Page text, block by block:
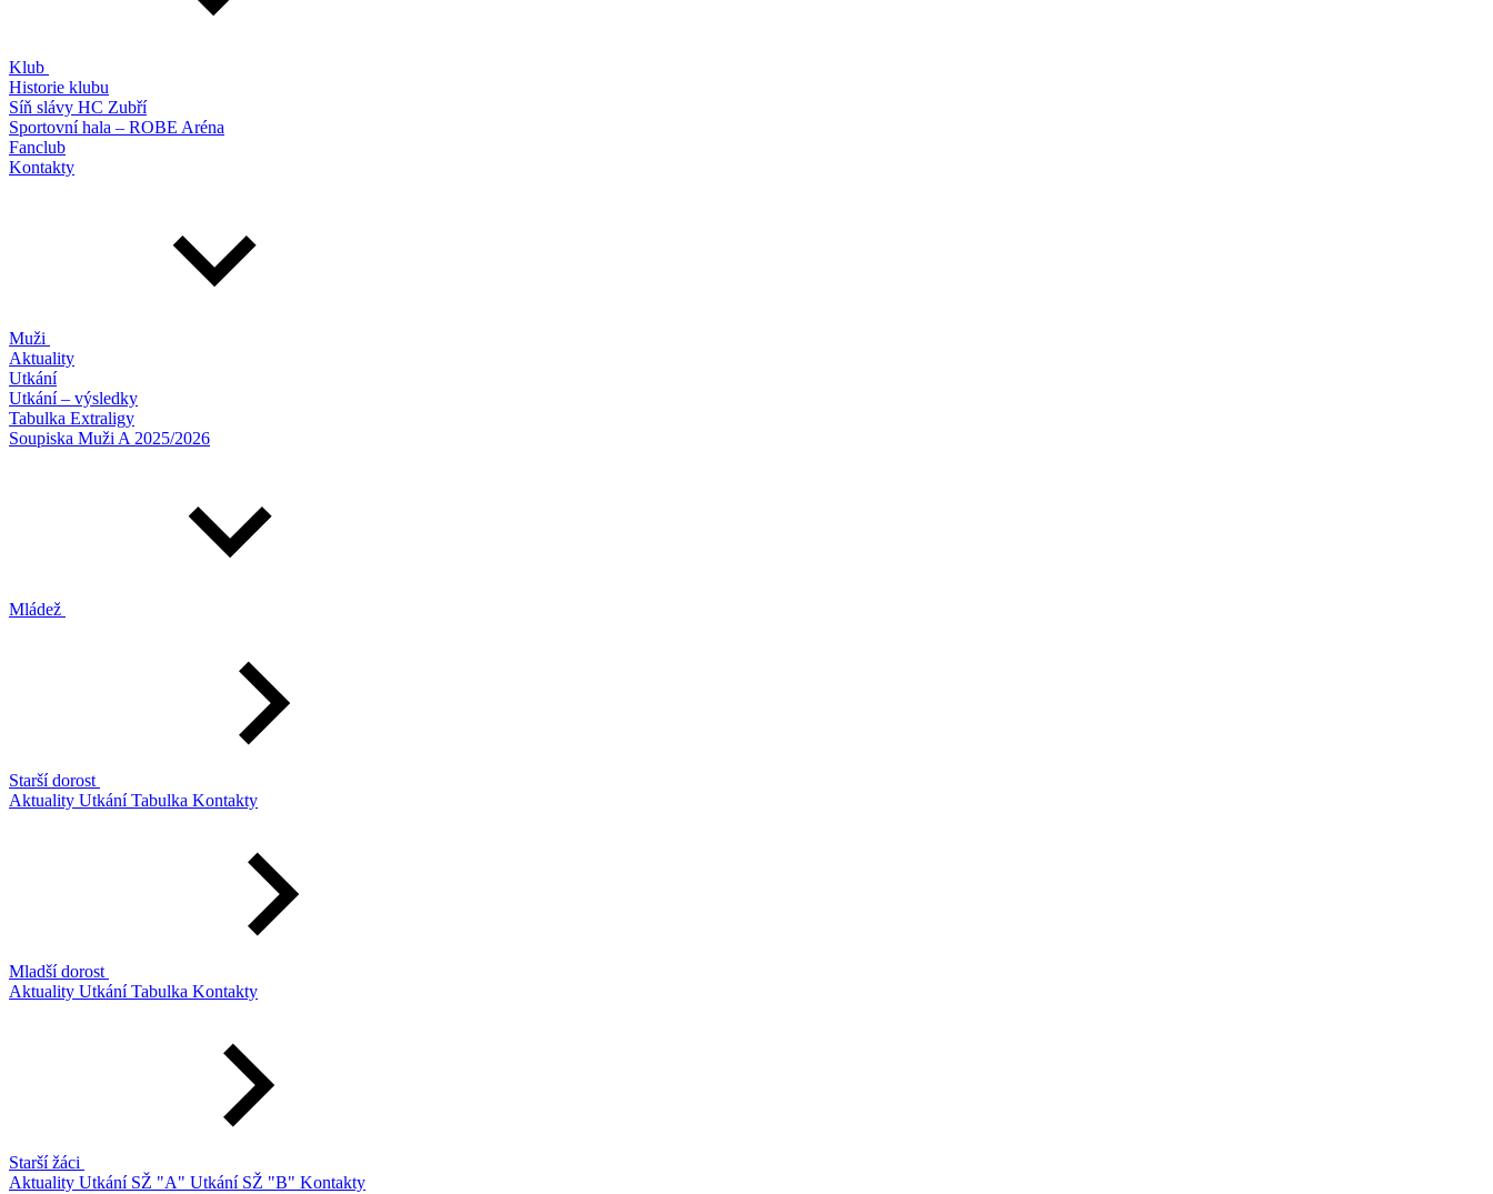
Klub
Historie klubu
Síň slávy HC Zubří
Sportovní hala – ROBE Aréna
Fanclub
Kontakty
Muži
Aktuality
Utkání
Utkání – výsledky
Tabulka Extraligy
Soupiska Muži A 2025/2026
Mládež
Starší dorost
Aktuality UtkáníTabulka Kontakty
Mladší dorost
Aktuality UtkáníTabulka Kontakty
Starší žáci
Aktuality Utkání SŽ "A" Utkání SŽ "B" Kontakty